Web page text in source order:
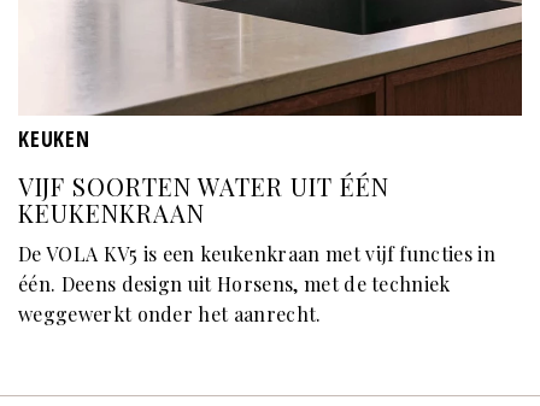
KEUKEN
VIJF SOORTEN WATER UIT ÉÉN
KEUKENKRAAN
De VOLA KV5 is een keukenkraan met vijf functies in
één. Deens design uit Horsens, met de techniek
weggewerkt onder het aanrecht.